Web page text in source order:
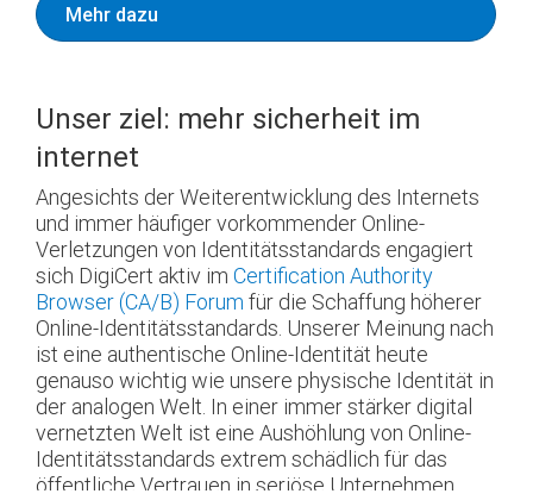
Mehr dazu
Unser ziel: mehr sicherheit im
internet
Angesichts der Weiterentwicklung des Internets
und immer häufiger vorkommender Online-
Verletzungen von Identitätsstandards engagiert
sich DigiCert aktiv im Certification Authority
Browser (CA/B) Forum für die Schaffung höherer
Online-Identitätsstandards. Unserer Meinung nach
ist eine authentische Online-Identität heute
genauso wichtig wie unsere physische Identität in
der analogen Welt. In einer immer stärker digital
vernetzten Welt ist eine Aushöhlung von Online-
Identitätsstandards extrem schädlich für das
öffentliche Vertrauen in seriöse Unternehmen.